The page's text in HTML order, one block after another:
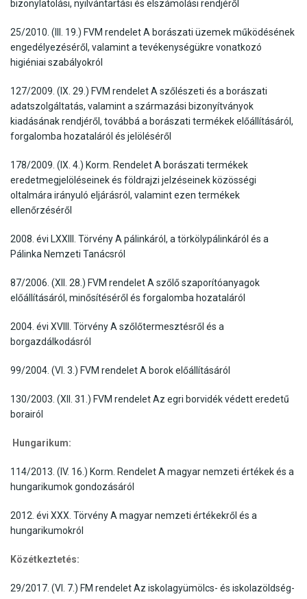
bizonylatolási, nyilvántartási és elszámolási rendjéről
25/2010. (III. 19.) FVM rendelet A borászati üzemek működésének
engedélyezéséről, valamint a tevékenységükre vonatkozó
higiéniai szabályokról
127/2009. (IX. 29.) FVM rendelet A szőlészeti és a borászati
adatszolgáltatás, valamint a származási bizonyítványok
kiadásának rendjéről, továbbá a borászati termékek előállításáról,
forgalomba hozataláról és jelöléséről
178/2009. (IX. 4.) Korm. Rendelet A borászati termékek
eredetmegjelöléseinek és földrajzi jelzéseinek közösségi
oltalmára irányuló eljárásról, valamint ezen termékek
ellenőrzéséről
2008. évi LXXIII. Törvény A pálinkáról, a törkölypálinkáról és a
Pálinka Nemzeti Tanácsról
87/2006. (XII. 28.) FVM rendelet A szőlő szaporítóanyagok
előállításáról, minősítéséről és forgalomba hozataláról
2004. évi XVIII. Törvény A szőlőtermesztésről és a
borgazdálkodásról
99/2004. (VI. 3.) FVM rendelet A borok előállításáról
130/2003. (XII. 31.) FVM rendelet Az egri borvidék védett eredetű
borairól
Hungarikum:
114/2013. (IV. 16.) Korm. Rendelet A magyar nemzeti értékek és a
hungarikumok gondozásáról
2012. évi XXX. Törvény A magyar nemzeti értékekről és a
hungarikumokról
Közétkeztetés:
29/2017. (VI. 7.) FM rendelet Az iskolagyümölcs- és iskolazöldség-